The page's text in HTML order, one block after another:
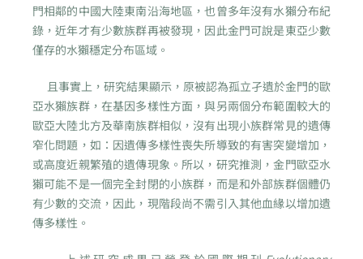
門相鄰的中國大陸東南沿海地區，也曾多年沒有水獺分布紀
錄，近年才有少數族群再被發現，因此金門可說是東亞少數
僅存的水獺穩定分布區域。
且事實上，研究結果顯示，原被認為孤立孑遺於金門的歐
亞水獺族群，在基因多樣性方面，與另兩個分布範圍較大的
歐亞大陸北方及華南族群相似，沒有出現小族群常見的遺傳
窄化問題，如：因遺傳多樣性喪失所導致的有害突變增加，
或高度近親繁殖的遺傳現象。所以，研究推測，金門歐亞水
獺可能不是一個完全封閉的小族群，而是和外部族群個體仍
有少數的交流，因此，現階段尚不需引入其他血緣以增加遺
傳多樣性。